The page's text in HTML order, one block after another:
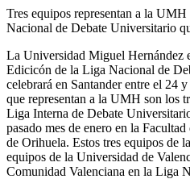
Tres equipos representan a la
Nacional de Debate Universitario
La Universidad Miguel Hernández
Edicicón de la Liga Nacional de
celebrará en Santander entre el 24
que representan a la UMH son los
Liga Interna de Debate
pasado mes de enero en la
de Orihuela. Estos tres equipos de
equipos de la Universidad de
Comunidad Valenciana en la Liga